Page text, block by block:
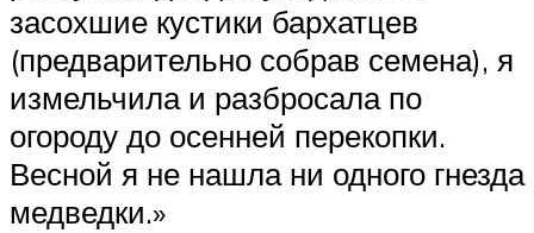
засохшие кустики бархатцев
(предварительно собрав семена), я
измельчила и разбросала по
огороду до осенней перекопки.
Весной я не нашла ни одного гнезда
медведки.»